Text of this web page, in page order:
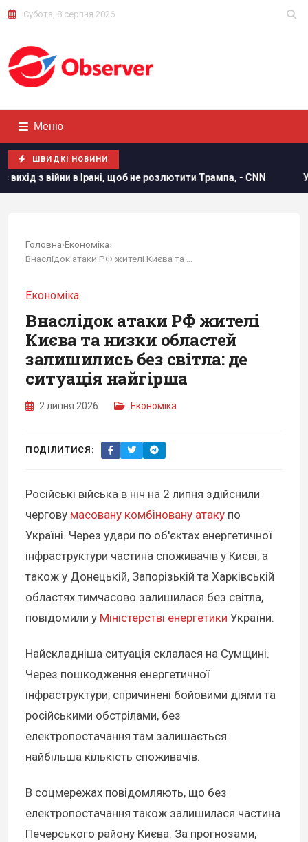
Субота, 8 серпня 2026
Меню
ШВИДКІ НОВИНИ
в Ірані, щоб не розлютити Трампа, - CNN Україна
Головна›Економіка›
Економіка
Внаслідок атаки РФ жителі
Києва та низки областей
залишились без світла: де
ситуація найгірша
2 липня 2026 Економіка
ПОДІЛИТИСЯ:
Російські війська в ніч на 2 липня здійснили
чергову масовану комбіновану атаку по
Україні. Через удари по об'єктах енергетичної
інфраструктури частина споживачів у Києві, а
також у Донецькій, Запорізькій та Харківській
областях тимчасово залишилася без світла,
повідомили у Міністерстві енергетики України.
Найскладніша ситуація склалася на Сумщині.
Через пошкодження енергетичної
інфраструктури, спричинені бойовими діями та
російськими обстрілами, без
електропостачання там залишається
найбільша кількість споживачів.
В соцмережах повідомляють, що без
електропостачання також залишилася частина
Печерського району Києва. За прогнозами,